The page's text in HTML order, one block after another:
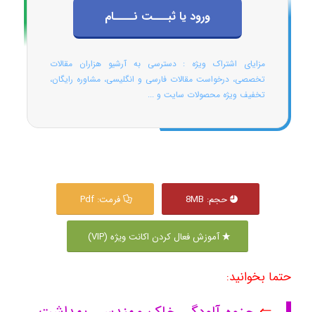
ورود یا ثبـــت نــــام
مزایای اشتراک ویژه : دسترسی به آرشیو هزاران مقالات
تخصصی، درخواست مقالات فارسی و انگلیسی، مشاوره رایگان،
تخفیف ویژه محصولات سایت و ...
حجم: 8MB فرمت: Pdf
آموزش فعال کردن اکانت ویژه (VIP)
حتما بخوانید: